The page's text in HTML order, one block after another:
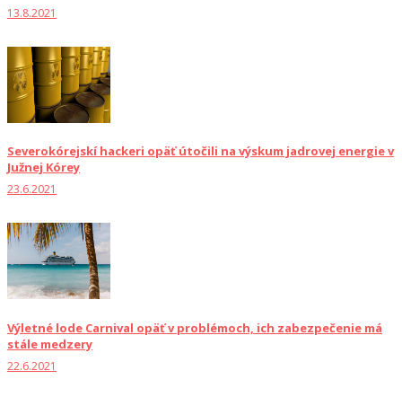
13.8.2021
Severokórejskí hackeri opäť útočili na výskum jadrovej energie v
Južnej Kórey
23.6.2021
Výletné lode Carnival opäť v problémoch, ich zabezpečenie má
stále medzery
22.6.2021